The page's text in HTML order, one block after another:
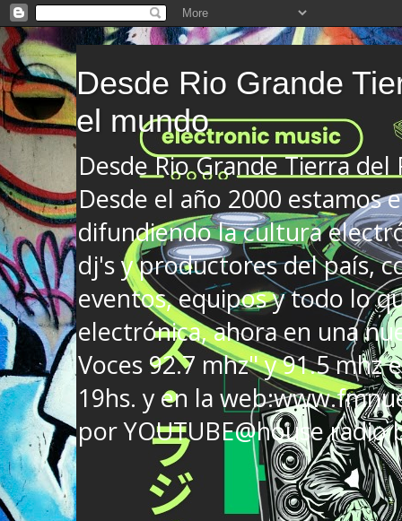
Desde Rio Grande
el mundo
Desde Rio Grande Tierra
Desde el año 2000 estamos
difundiendo la cultura
dj's y productores del país,
eventos, equipos y todo lo
electrónica, ahora en una
Voces 92.7 mhz" y 91.5 mhz
19hs. y en la
por YOUTUBE@house radio